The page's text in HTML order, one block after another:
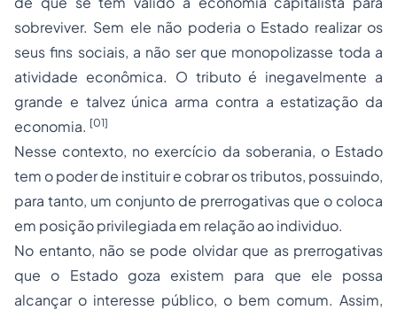
sobreviver. Sem ele não poderia o Estado realizar os
seus fins sociais, a não ser que monopolizasse toda a
atividade econômica. O tributo é inegavelmente a
grande e talvez única arma contra a estatização da
economia. [01]
Nesse contexto, no exercício da soberania, o Estado
tem o poder de instituir e cobrar os tributos, possuindo,
para tanto, um conjunto de prerrogativas que o coloca
em posição privilegiada em relação ao individuo.
No entanto, não se pode olvidar que as prerrogativas
que o Estado goza existem para que ele possa
alcançar o interesse público, o bem comum. Assim,